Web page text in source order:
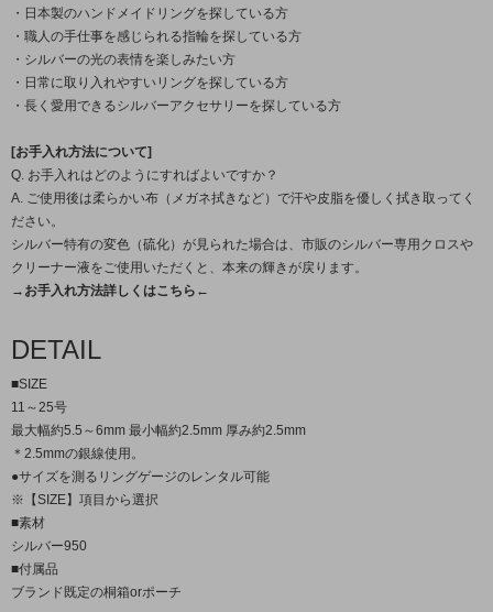
・日本製のハンドメイドリングを探している方
・職人の手仕事を感じられる指輪を探している方
・シルバーの光の表情を楽しみたい方
・日常に取り入れやすいリングを探している方
・長く愛用できるシルバーアクセサリーを探している方
[お手入れ方法について]
Q. お手入れはどのようにすればよいですか？
A. ご使用後は柔らかい布（メガネ拭きなど）で汗や皮脂を優しく拭き取ってく
ださい。
シルバー特有の変色（硫化）が見られた場合は、市販のシルバー専用クロスや
クリーナー液をご使用いただくと、本来の輝きが戻ります。
→お手入れ方法詳しくはこちら←
DETAIL
■SIZE
11～25号
最大幅約5.5～6mm 最小幅約2.5mm 厚み約2.5mm
＊2.5mmの銀線使用。
●サイズを測るリングゲージのレンタル可能
※【SIZE】項目から選択
■素材
シルバー950
■付属品
ブランド既定の桐箱orポーチ